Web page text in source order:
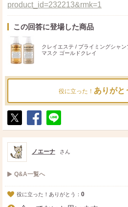
product_id=232213&rmk=1
この回答に登場した商品
クレイエステ / プライミングシャ
マスク ゴールドクレイ
役に立った！ ありがと
ポ
ス
ト
シ
ェ
送
る
ノエーナ さん
Q&A一覧へ
役に立った！ありがとう： 0